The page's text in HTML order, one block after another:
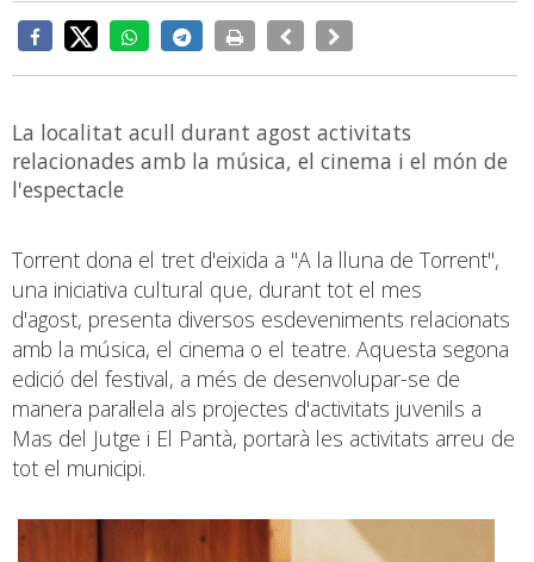
La localitat acull durant agost activitats
relacionades amb la música, el cinema i el món de
l'espectacle
Torrent dona el tret d'eixida a "A la lluna de Torrent",
una iniciativa cultural que, durant tot el mes
d'agost, presenta diversos esdeveniments relacionats
amb la música, el cinema o el teatre. Aquesta segona
edició del festival, a més de desenvolupar-se de
manera paral·lela als projectes d'activitats juvenils a
Mas del Jutge i El Pantà, portarà les activitats arreu de
tot el municipi.